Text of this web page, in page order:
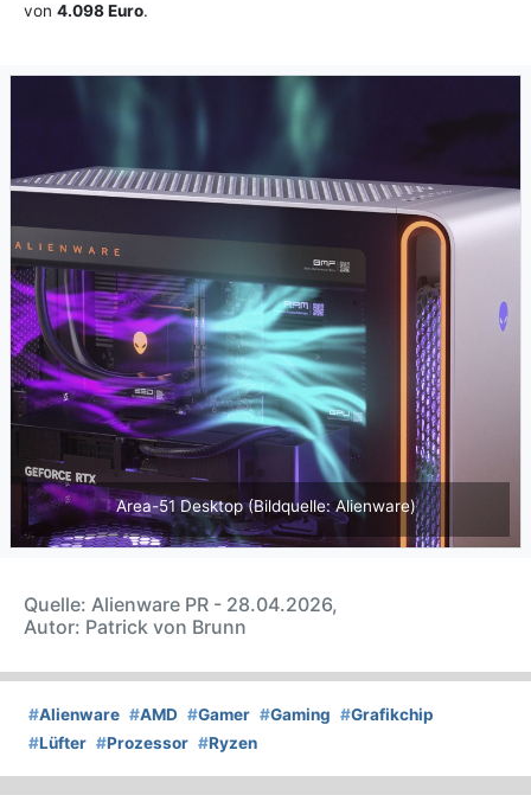
von 4.098 Euro.
Area-51 Desktop (Bildquelle: Alienware)
Quelle: Alienware PR - 28.04.2026,
Autor: Patrick von Brunn
#Alienware #AMD #Gamer #Gaming #Grafikchip
#Lüfter #Prozessor #Ryzen